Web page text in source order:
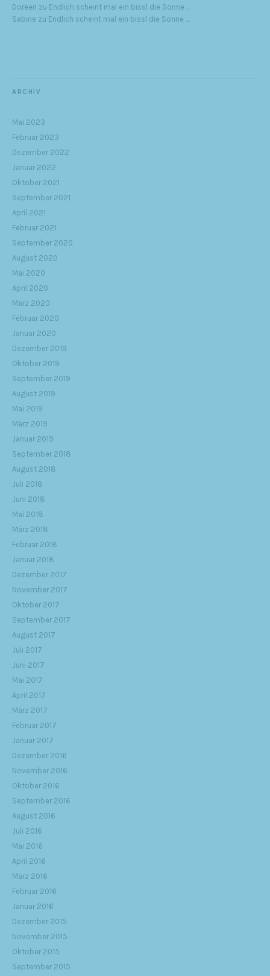
Doreen zu Endlich scheint mal ein bissl die Sonne …
Sabine zu Endlich scheint mal ein bissl die Sonne …
ARCHIV
Mai 2023
Februar 2023
Dezember 2022
Januar 2022
Oktober 2021
September 2021
April 2021
Februar 2021
September 2020
August 2020
Mai 2020
April 2020
März 2020
Februar 2020
Januar 2020
Dezember 2019
Oktober 2019
September 2019
August 2019
Mai 2019
März 2019
Januar 2019
September 2018
August 2018
Juli 2018
Juni 2018
Mai 2018
März 2018
Februar 2018
Januar 2018
Dezember 2017
November 2017
Oktober 2017
September 2017
August 2017
Juli 2017
Juni 2017
Mai 2017
April 2017
März 2017
Februar 2017
Januar 2017
Dezember 2016
November 2016
Oktober 2016
September 2016
August 2016
Juli 2016
Mai 2016
April 2016
März 2016
Februar 2016
Januar 2016
Dezember 2015
November 2015
Oktober 2015
September 2015